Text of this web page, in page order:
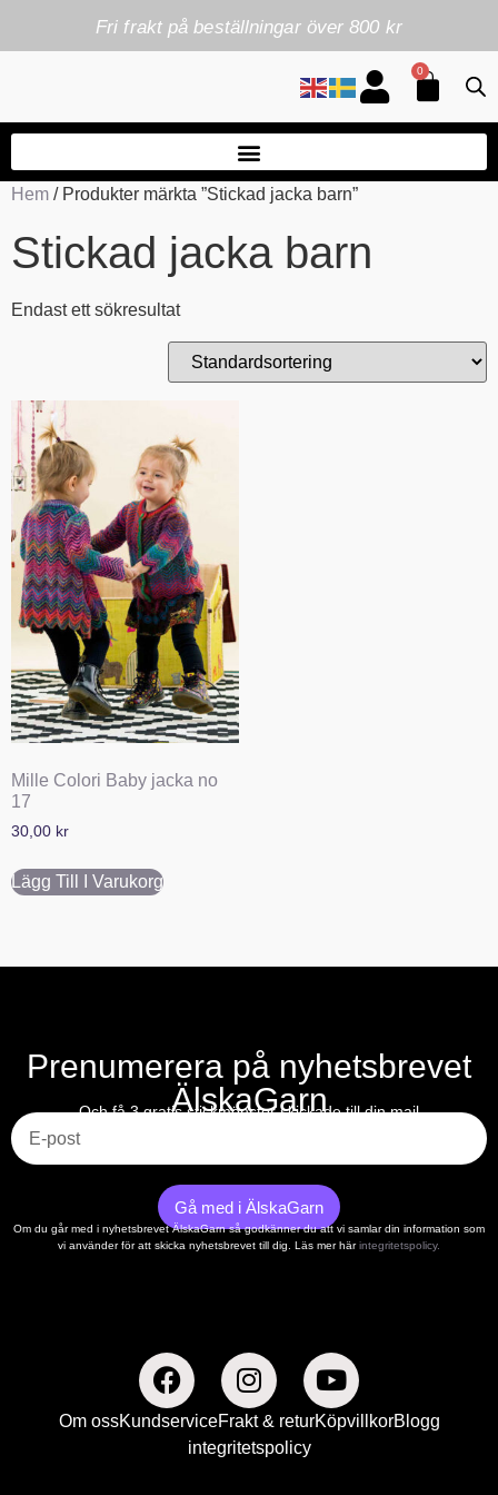
Fri frakt på beställningar över 800 kr
0
Hem / Produkter märkta ”Stickad jacka barn”
Stickad jacka barn
Endast ett sökresultat
Mille Colori Baby jacka no
17
30,00 kr
Lägg Till I Varukorg
Prenumerera på nyhetsbrevet
ÄlskaGarn
Och få 3 gratis stickmönster skickade till din mail
Gå med i ÄlskaGarn
Om du går med i nyhetsbrevet ÄlskaGarn så godkänner du att vi samlar din information som
vi använder för att skicka nyhetsbrevet till dig. Läs mer härintegritetspolicy.
Om ossKundserviceFrakt & returKöpvillkorBlogg
integritetspolicy